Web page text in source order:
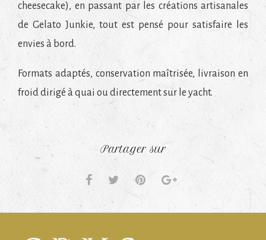
cheesecake), en passant par les créations artisanales
de Gelato Junkie, tout est pensé pour satisfaire les
envies à bord.
Formats adaptés, conservation maîtrisée, livraison en
froid dirigé à quai ou directement sur le yacht.
Partager sur